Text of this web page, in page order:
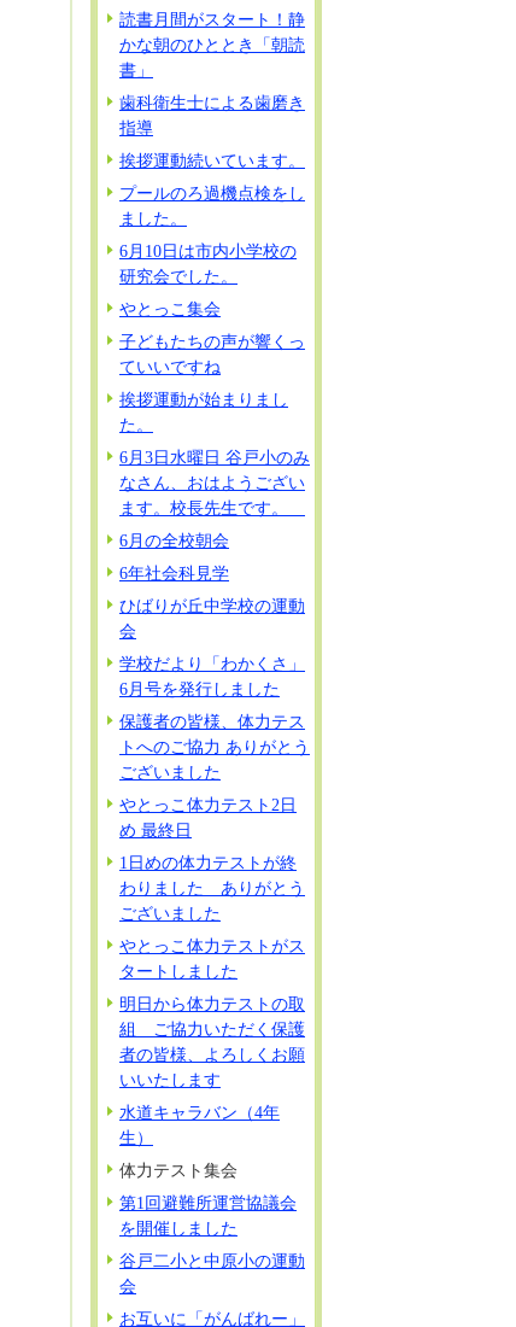
読書月間がスタート！静
かな朝のひととき「朝読
書」
歯科衛生士による歯磨き
指導
挨拶運動続いています。
プールのろ過機点検をし
ました。
6月10日は市内小学校の
研究会でした。
やとっこ集会
子どもたちの声が響くっ
ていいですね
挨拶運動が始まりまし
た。
6月3日水曜日 谷戸小のみ
なさん、おはようござい
ます。校長先生です。
6月の全校朝会
6年社会科見学
ひばりが丘中学校の運動
会
学校だより「わかくさ」
6月号を発行しました
保護者の皆様、体力テス
トへのご協力 ありがとう
ございました
やとっこ体力テスト2日
め 最終日
1日めの体力テストが終
わりました ありがとう
ございました
やとっこ体力テストがス
タートしました
明日から体力テストの取
組 ご協力いただく保護
者の皆様、よろしくお願
いいたします
水道キャラバン（4年
生）
体力テスト集会
第1回避難所運営協議会
を開催しました
谷戸二小と中原小の運動
会
お互いに「がんばれー」